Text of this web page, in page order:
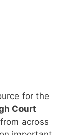
for the
Court
from across